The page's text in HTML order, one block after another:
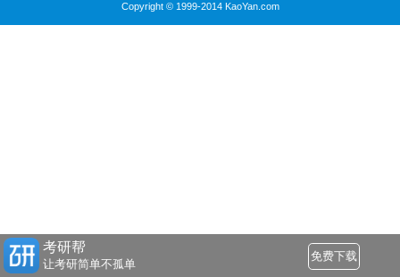
Copyright © 1999-2014 KaoYan.com
考研帮
让考研简单不孤单
免费下载